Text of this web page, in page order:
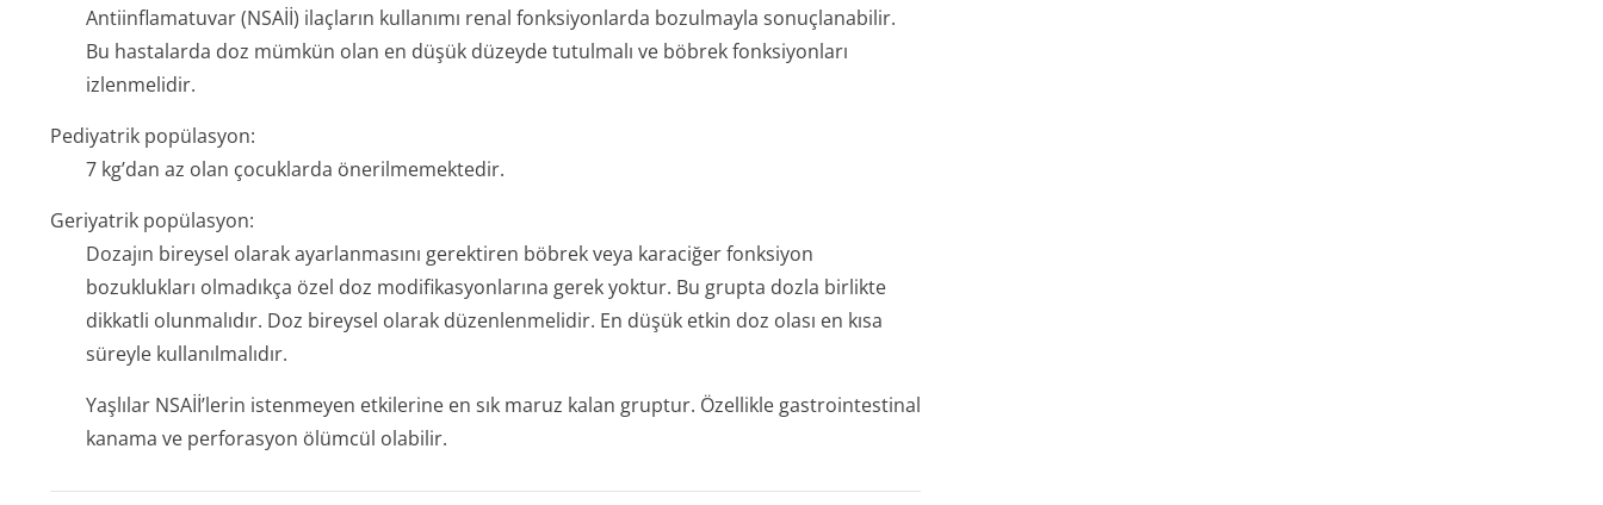
Antiinflamatuvar (NSAİİ) ilaçların kullanımı renal fonksiyonlarda bozulmayla sonuçlanabilir.
Bu hastalarda doz mümkün olan en düşük düzeyde tutulmalı ve böbrek fonksiyonları
izlenmelidir.
Pediyatrik popülasyon:
7 kg’dan az olan çocuklarda önerilmemektedir.
Geriyatrik popülasyon:
Dozajın bireysel olarak ayarlanmasını gerektiren böbrek veya karaciğer fonksiyon
bozuklukları olmadıkça özel doz modifikasyonlarına gerek yoktur. Bu grupta dozla birlikte
dikkatli olunmalıdır. Doz bireysel olarak düzenlenmelidir. En düşük etkin doz olası en kısa
süreyle kullanılmalıdır.
Yaşlılar NSAİİ’lerin istenmeyen etkilerine en sık maruz kalan gruptur. Özellikle gastrointestinal
kanama ve perforasyon ölümcül olabilir.